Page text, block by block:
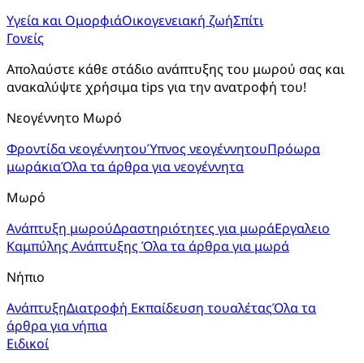
Υγεία και ΟμορφιάΟικογενειακή ζωήΣπίτι
Γονείς
Απολαύστε κάθε στάδιο ανάπτυξης του μωρού σας και
ανακαλύψτε χρήσιμα tips για την ανατροφή του!
Νεογέννητο Μωρό
Φροντίδα νεογέννητουΎπνος νεογέννητουΠρόωρα
μωράκιαΌλα τα άρθρα για νεογέννητα
Μωρό
Ανάπτυξη μωρούΔραστηριότητες για μωράΕργαλειο
Καμπύλης Ανάπτυξης Όλα τα άρθρα για μωρά
Νήπιο
ΑνάπτυξηΔιατροφή Εκπαίδευση τουαλέταςΌλα τα
άρθρα για νήπια
Ειδικοί